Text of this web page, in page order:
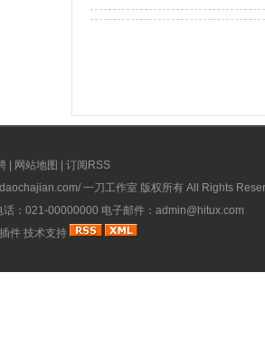
网站地图
订阅RSS
一刀工作室 版权所有 All Rights
：021-00000000 电子邮件：admin@hitux.com
件 技术支持